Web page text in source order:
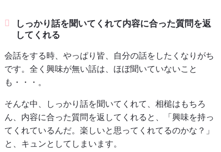
しっかり話を聞いてくれて内容に合った質問を返
してくれる
会話をする時、やっぱり皆、自分の話をしたくなりがち
です。全く興味が無い話は、ほぼ聞いていないこと
も・・・。
そんな中、しっかり話を聞いてくれて、相槌はもちろ
ん、内容に合った質問を返してくれると、「興味を持っ
てくれているんだ。楽しいと思ってくれてるのかな？」
と、キュンとしてしまいます。